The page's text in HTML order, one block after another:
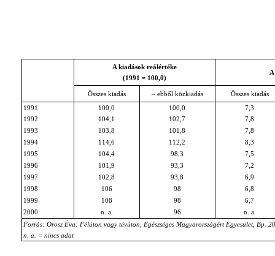
A kiadások reálértéke
(1991 = 100,0)
Összes kiadás – ebből közkiadás Összes kiadás
1991 100,0 100,0
7,3
1992
104,1 102,7
7,8
1993
103,8 101,8
7,8
1994
114,6 112,2
8,3
1995
104,4 98,3
7,5
1996
101,9 93,3
7,2
1997
102,8 93,8
6,9
1998
106 98
6,8
1999
108 98
6,7
2000
n. a. 96
n. a.
Forrás: Orosz Éva: Félúton vagy tévúton, Egészséges Magyarországért Egyesület, Bp.
n. a. = nincs adat